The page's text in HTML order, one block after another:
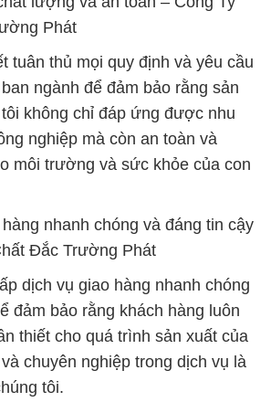
Phát
tuân thủ mọi quy định và yêu cầu
ngành để đảm bảo rằng sản
không chỉ đáp ứng được nhu
nghiệp mà còn an toàn và
môi trường và sức khỏe của con
nhanh chóng và đáng tin cậy
Đắc Trường Phát
dịch vụ giao hàng nhanh chóng
đảm bảo rằng khách hàng luôn
thiết cho quá trình sản xuất của
chuyên nghiệp trong dịch vụ là
tôi.